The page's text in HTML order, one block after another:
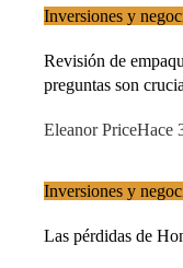
Inversiones y
Revisión de
preguntas son
Eleanor PriceHace
Inversiones y
Las pérdidas de